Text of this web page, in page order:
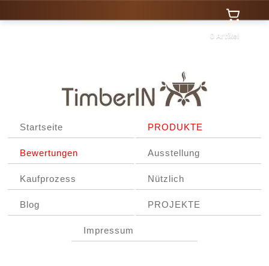
0 Artikel
Startseite PRODUKTE
Bewertungen Ausstellung
Kaufprozess Nützlich
Blog PROJEKTE
Impressum